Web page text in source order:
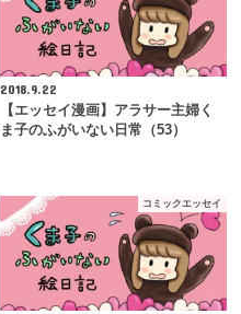
2018.9.22
【エッセイ漫画】アラサー主婦く
ま子のふがいない日常（53）
コミックエッセイ